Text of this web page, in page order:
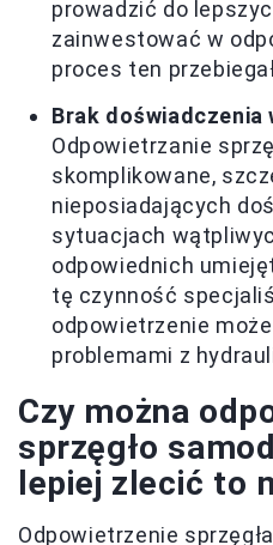
prowadzić do
zainwestować w
proces ten
Brak doświadczenia
Odpowietrzanie
skomplikowane,
nieposiadających
sytuacjach
odpowiednich
tę czynność
odpowietrzenie
problemami z
Czy można
sprzęgło
lepiej zlecić to
Odpowietrzenie